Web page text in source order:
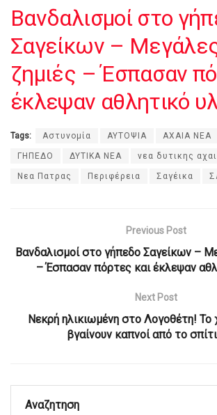
Βανδαλισμοί στο
Σαγείκων –
ζημιές – Έσπασαν
έκλεψαν αθλητικό
Tags: Αστυνομία ΑΥΤΟΨΙΑ ΑΧΑΙΑ ΝΕΑ
ΓΗΠΕΔΟ ΔΥΤΙΚΑ ΝΕΑ νεα δυτικης
Νεα Πατρας Περιφέρεια Σαγέικα
Previous Post
Βανδαλισμοί στο γήπεδο Σαγείκων –
– Έσπασαν πόρτες και έκλεψαν
Next Post
Νεκρή ηλικιωμένη στο Λογοθέτη! Το
βγαίνουν καπνοί από το
Αναζητηση